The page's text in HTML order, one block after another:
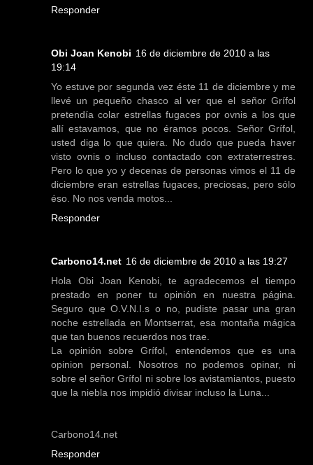
Responder
Obi Joan Kenobi 16 de diciembre de 2010 a las
19:14
Yo estuve por segunda vez éste 11 de diciembre y me
llevé un pequeño chasco al ver que el señor Grífol
pretendía colar estrellas fugaces por ovnis a los que
allí estavamos, que no éramos pocos. Señor Grífol,
usted diga lo que quiera. No dudo que pueda haver
visto ovnis o incluso contactado con extraterrestres.
Pero lo que yo y decenas de personas vimos el 11 de
diciembre eran estrellas fugaces, preciosas, pero sólo
éso. No nos venda motos...
Responder
Carbono14.net 16 de diciembre de 2010 a las 19:27
Hola Obi Joan Kenobi, te agradecemos el tiempo
prestado en poner tu opinión en nuestra página.
Seguro que O.V.N.I.s o no, pudiste pasar una gran
noche estrellada en Montserrat, esa montaña mágica
que tan buenos recuerdos nos trae.
La opinión sobre Grífol, entendemos que es una
opinion personal. Nosotros no podemos opinar, ni
sobre el señor Grífol ni sobre los avistamiantos, puesto
que la niebla nos impidió divisar incluso la Luna...
Carbono14.net
Responder